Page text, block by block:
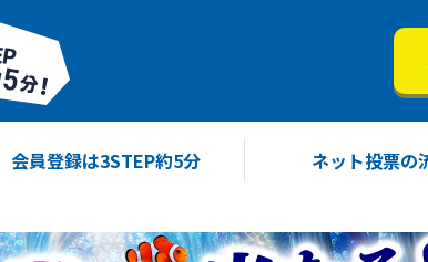
会員登録は3STEP約5分 ネット投票の